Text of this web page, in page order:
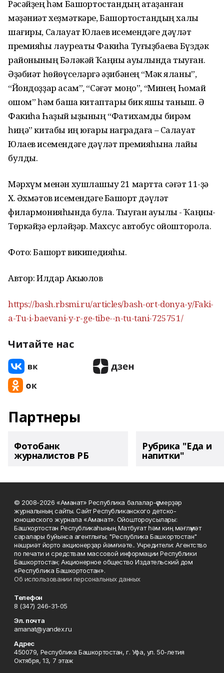
Рәсәйҙең һәм Башҡортостандың атҡаҙанған
мәҙәниәт хеҙмәткәре, Башҡортостандың халыҡ
шағиры, Салауат Юлаев исемендәге дәүләт
премияһы лауреаты Факиһа Туғыҙбаева Бүздәк
районының Бәләкәй Ҡаңны ауылында тыуған.
Әҙәбиәт һөйөүселәргә әҙибәнең “Мәк яланы”,
“Йондоҙҙар асам”, “Сәғәт моңо”, “Минең Һомай
ҡошом” һәм башҡа китаптары бик яҡшы таныш. Ә
Факиһа Һаҙый ҡыҙының “Фатихамды бирәм
һиңә” китабы иң юғары наградаға – Салауат
Юлаев исемендәге дәүләт премияһына лайыҡ
булды.
Мәрхүм менән хушлашыу 21 мартта сәғәт 11-ҙә
Х. Әхмәтов исемендәге Башҡорт дәүләт
филармонияһында була. Тыуған ауылы - Ҡаңны-
Төркәйҙә ерләйҙәр. Махсус автобус ойошторола.
Фото: Башҡорт википедияһы.
Автор: Илдар Акьюлов
https://bash.rbsmi.ru/articles/bash-ort-donya-y/Faki-
a-Tu-i-baevani-y-r-ge-tibe--n-tu-tani-725751/
Читайте нас
Партнеры
Фотобанк
журналистов РБ
Рубрика "Еда и
напитки"
© 2008-2026 «Аманат» Республика балалар-үҫмерҙәр
журналының сайты. Сайт Республиканского детско-
юношеского журнала «Аманат». Ойоштороусылары:
Башҡортостан Республикаһының Матбуғат һәм киң мәғлүмәт
саралары буйынса агентлығы; "Республика Башкортостан"
нәшриәт йорто акционерҙар йәмғиәте.. Учредители: Агентство
по печати и средствам массовой информации Республики
Башкортостан; Акционерное общество Издательский дом
«Республика Башкортостан».
Об использовании персональных данных
Телефон
8 (347) 246-31-05
Эл. почта
amanat@yandex.ru
Адрес
450079, Республика Башкортостан, г. Уфа, ул. 50-летия
Октября, 13, 7 этаж